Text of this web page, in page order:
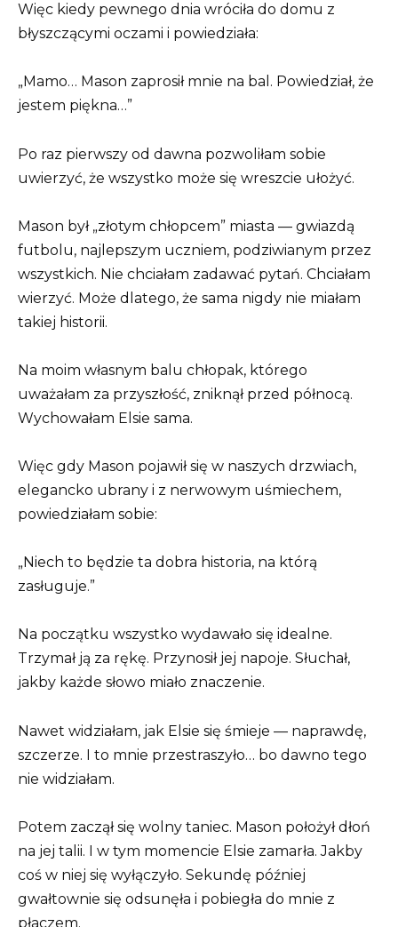
Więc kiedy pewnego dnia wróciła do domu z
błyszczącymi oczami i powiedziała:
„Mamo… Mason zaprosił mnie na bal. Powiedział, że
jestem piękna…”
Po raz pierwszy od dawna pozwoliłam sobie
uwierzyć, że wszystko może się wreszcie ułożyć.
Mason był „złotym chłopcem” miasta — gwiazdą
futbolu, najlepszym uczniem, podziwianym przez
wszystkich. Nie chciałam zadawać pytań. Chciałam
wierzyć. Może dlatego, że sama nigdy nie miałam
takiej historii.
Na moim własnym balu chłopak, którego
uważałam za przyszłość, zniknął przed północą.
Wychowałam Elsie sama.
Więc gdy Mason pojawił się w naszych drzwiach,
elegancko ubrany i z nerwowym uśmiechem,
powiedziałam sobie:
„Niech to będzie ta dobra historia, na którą
zasługuje.”
Na początku wszystko wydawało się idealne.
Trzymał ją za rękę. Przynosił jej napoje. Słuchał,
jakby każde słowo miało znaczenie.
Nawet widziałam, jak Elsie się śmieje — naprawdę,
szczerze. I to mnie przestraszyło… bo dawno tego
nie widziałam.
Potem zaczął się wolny taniec. Mason położył dłoń
na jej talii. I w tym momencie Elsie zamarła. Jakby
coś w niej się wyłączyło. Sekundę później
gwałtownie się odsunęła i pobiegła do mnie z
płaczem.